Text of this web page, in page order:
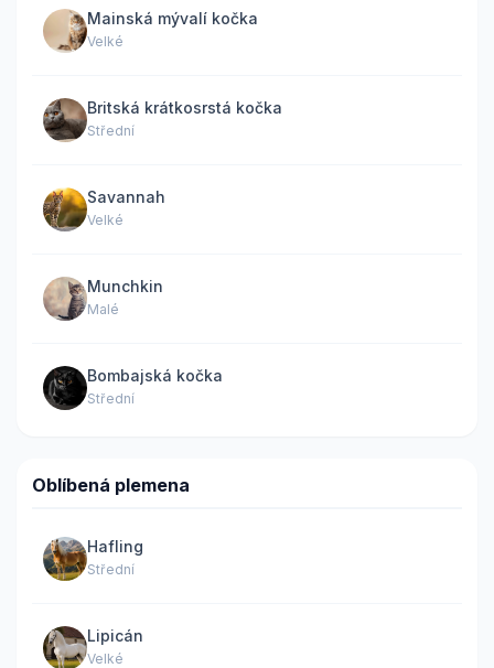
Mainská mývalí kočka
Velké
Britská krátkosrstá kočka
Střední
Savannah
Velké
Munchkin
Malé
Bombajská kočka
Střední
Oblíbená plemena
Hafling
Střední
Lipicán
Velké